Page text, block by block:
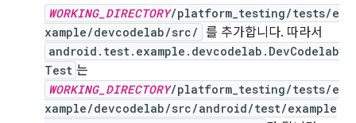
WORKING_DIRECTORY/platform_testing/tests/e
xample/devcodelab/src/ 를 추가합니다. 따라서
android.test.example.devcodelab.DevCodelab
Test 는
WORKING_DIRECTORY/platform_testing/tests/e
xample/devcodelab/src/android/test/example